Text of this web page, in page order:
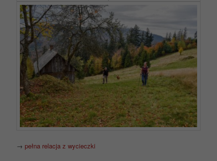
→pełna relacja z wycieczki